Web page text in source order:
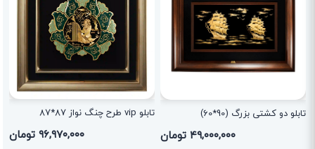
تابلو دو کشتی بزرگ (90*60)
۴۹,۰۰۰,۰۰۰ تومان
تابلو vip طرح چنگ نواز 87*87
۹۶,۹۷۰,۰۰۰ تومان